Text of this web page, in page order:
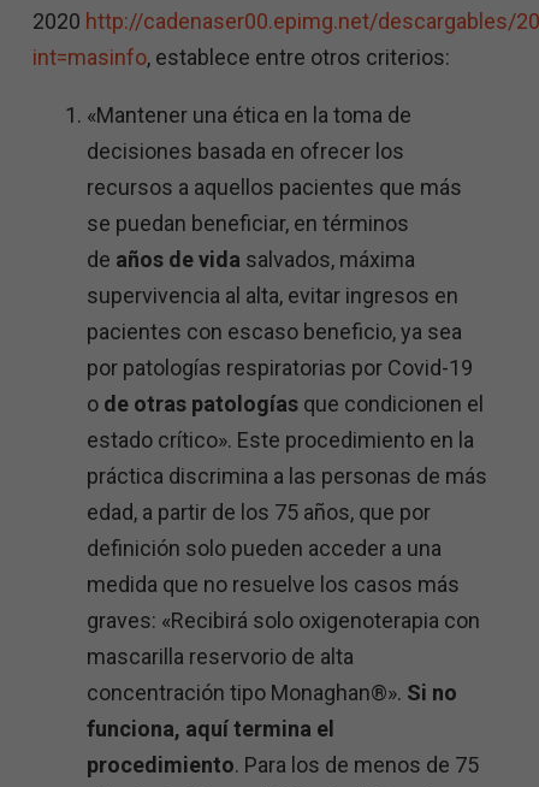
2020 http://cadenaser00.epimg.net/descargables/
int=masinfo, establece entre otros criterios:
«Mantener una ética en la toma de
decisiones basada en ofrecer los
recursos a aquellos pacientes que más
se puedan beneficiar, en términos
de años de vida salvados, máxima
supervivencia al alta, evitar ingresos en
pacientes con escaso beneficio, ya sea
por patologías respiratorias por Covid-19
o de otras patologías que condicionen el
estado crítico». Este procedimiento en la
práctica discrimina a las personas de más
edad, a partir de los 75 años, que por
definición solo pueden acceder a una
medida que no resuelve los casos más
graves: «Recibirá solo oxigenoterapia con
mascarilla reservorio de alta
concentración tipo Monaghan®». Si no
funciona, aquí termina el
procedimiento. Para los de menos de 75